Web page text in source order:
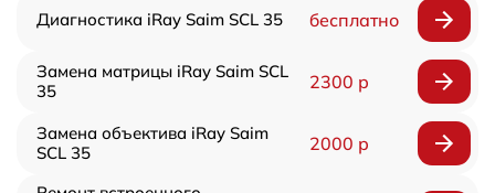
Диагностика iRay Saim SCL 35 бесплатно
Замена матрицы iRay Saim SCL
35
2300 р
Замена объектива iRay Saim
SCL 35
2000 р